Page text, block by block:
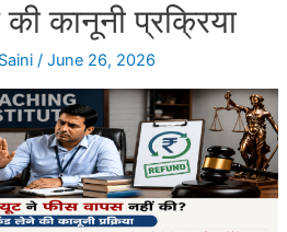
कानूनी प्रक्रिया
/ June 26, 2026